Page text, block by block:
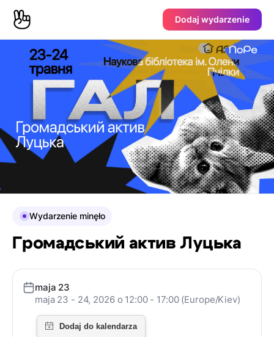
Dodaj wydarzenie
Wydarzenie minęło
Громадський актив Луцька
maja 23
maja 23 - 24, 2026 o 12:00 - 17:00 (Europe/Kiev)